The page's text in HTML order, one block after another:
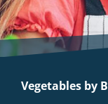
Vegetables by